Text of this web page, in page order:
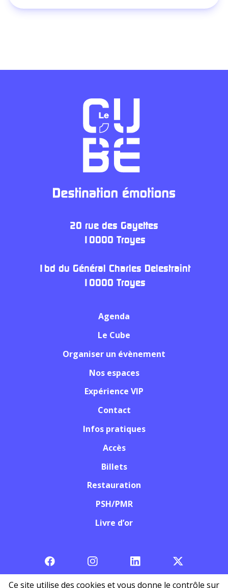
20 rue des Gayettes
10000 Troyes
1bd du Général Charles Delestraint
10000 Troyes
Agenda
Le Cube
Organiser un évènement
Nos espaces
Expérience VIP
Contact
Infos pratiques
Accès
Billets
Restauration
PSH/PMR
Livre d’or
Ce site utilise des cookies et vous donne le contrôle sur